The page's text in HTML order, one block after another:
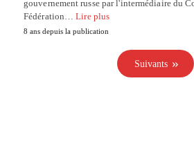
gouvernement russe par l'intermédiaire du
Fédération…Lire plus
8 ans depuis la publication
Suivants